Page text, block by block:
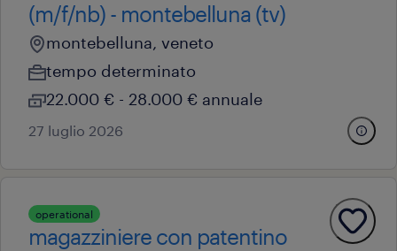
(m/f/nb) - montebelluna (tv)
montebelluna, veneto
tempo determinato
22.000 € - 28.000 € annuale
27 luglio 2026
operational
magazziniere con patentino